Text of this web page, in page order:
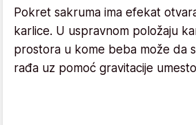
Pokret sakruma ima efekat
karlice. U uspravnom položaju
prostora u kome beba može da
rađa uz pomoć gravitacije